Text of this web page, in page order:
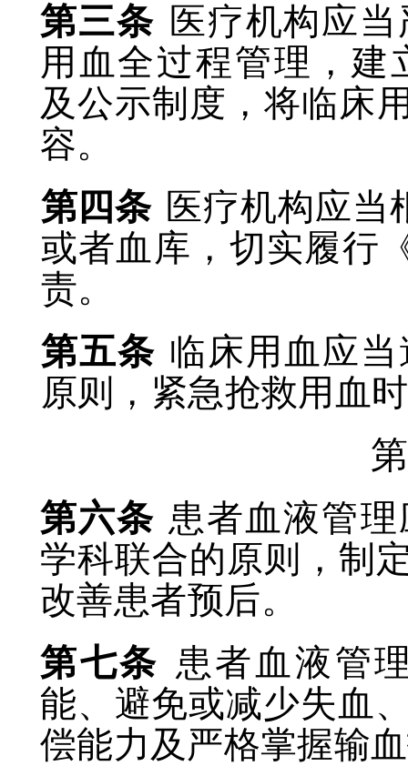
第三条 医疗机构应
用血全过程管理，
及公示制度，将临床
容。
第四条 医疗机构应当
或者血库，切实履行
责。
第五条 临床用血应
原则，紧急抢救用血
第六条 患者血液管
学科联合的原则，制
改善患者预后。
第七条 患者血液管
能、避免或减少失血
偿能力及严格掌握输